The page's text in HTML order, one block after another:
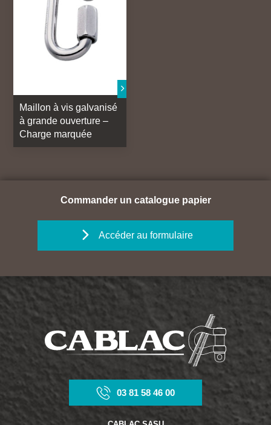
Maillon à vis galvanisé
à grande ouverture –
Charge marquée
Commander un catalogue papier
Accéder au formulaire
03 81 58 46 00